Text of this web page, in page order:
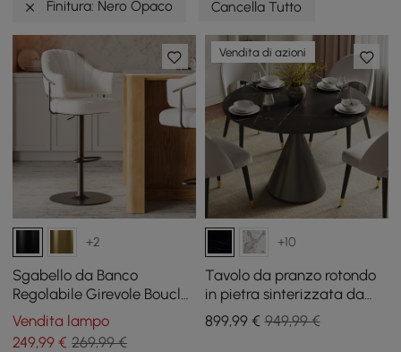
Finitura: Nero Opaco Cancella Tutto
+2
Sgabello da Banco
Regolabile Girevole Bouclé
Bianco Caldo, Base Nera
Vendita lampo
249,99 € 269,99 €
Vendita di azioni
+10
Tavolo da pranzo rotondo
in pietra sinterizzata da
1000 mm con base nera
spazzolata per 2-4
899,99€ 949,99 €